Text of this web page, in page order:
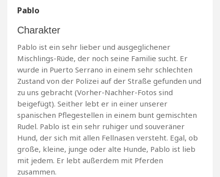
Pablo
Charakter
Pablo ist ein sehr lieber und ausgeglichener
Mischlings-Rüde, der noch seine Familie sucht. Er
wurde in Puerto Serrano in einem sehr schlechten
Zustand von der Polizei auf der Straße gefunden und
zu uns gebracht (Vorher-Nachher-Fotos sind
beigefügt). Seither lebt er in einer unserer
spanischen Pflegestellen in einem bunt gemischten
Rudel. Pablo ist ein sehr ruhiger und souveräner
Hund, der sich mit allen Fellnasen versteht. Egal, ob
große, kleine, junge oder alte Hunde, Pablo ist lieb
mit jedem. Er lebt außerdem mit Pferden
zusammen.